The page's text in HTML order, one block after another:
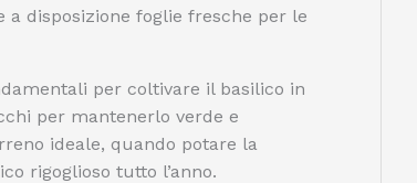
disposizione foglie fresche per le
per coltivare il basilico in
per mantenerlo verde e
ideale, quando potare la
rigoglioso tutto l’anno.